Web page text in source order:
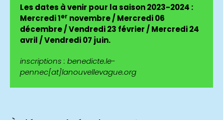
Les dates à venir pour la saison 2023-2024 :
Mercredi 1er novembre / Mercredi 06
décembre / Vendredi 23 février / Mercredi 24
avril / Vendredi 07 juin.
inscriptions : benedicte.le-
pennec[at]lanouvellevague.org